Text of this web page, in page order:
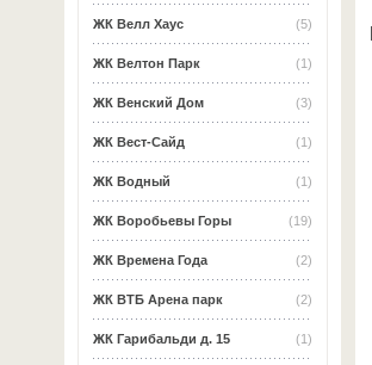
(5)
ЖК Велл Хаус
(1)
ЖК Велтон Парк
(3)
ЖК Венский Дом
(1)
ЖК Вест-Сайд
(1)
ЖК Водный
(19)
ЖК Воробьевы Горы
(2)
ЖК Времена Года
(2)
ЖК ВТБ Арена парк
(1)
ЖК Гарибальди д. 15